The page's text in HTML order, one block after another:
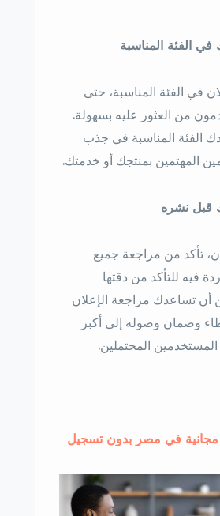
في الفئة المناسبة
في الفئة المناسبة، حتى
من العثور عليه بسهولة.
الفئة المناسبة في جذب
المهتمين بمنتجك أو خدمتك.
قبل نشره
تأكد من مراجعة جميع
فيه للتأكد من دقتها
أن تساعدك مراجعة الإعلان
وضمان وصوله إلى أكبر
المحتملين.
مجانية في مصر بدون تسجيل